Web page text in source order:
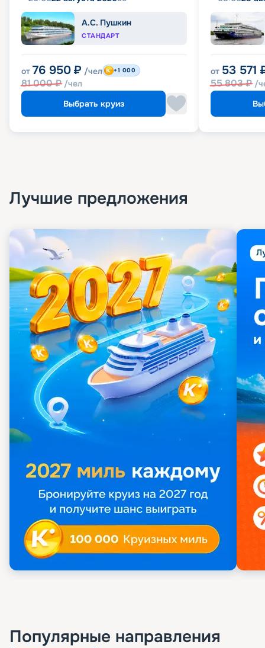
А.С. Пушкин
СТАНДАРТ
от 76 950 ₽ /чел
81 000₽ /чел
+1 000
Выбрать круиз
от 53 571
55 803₽ /
Лучшие предложения
Популярные направления